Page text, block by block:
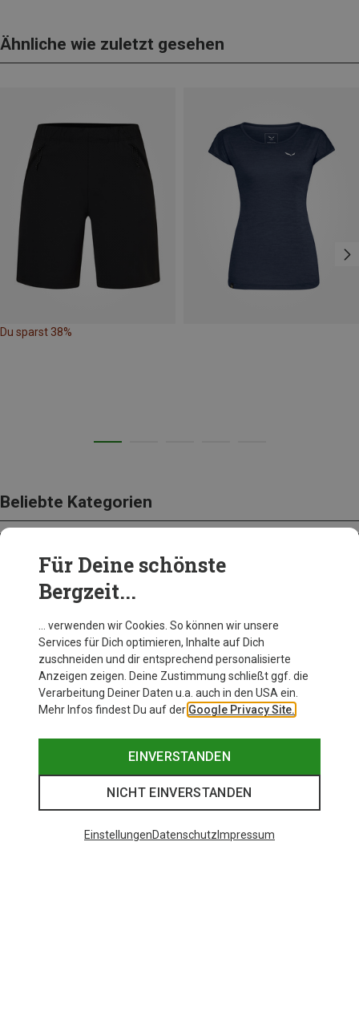
Ähnliche wie zuletzt gesehen
Du sparst 38%
Beliebte Kategorien
BEKLEIDUNG
Für Deine schönste
Bergzeit...
… verwenden wir Cookies. So können wir unsere
Services für Dich optimieren, Inhalte auf Dich
zuschneiden und dir entsprechend personalisierte
Anzeigen zeigen. Deine Zustimmung schließt ggf. die
Verarbeitung Deiner Daten u.a. auch in den USA ein.
Mehr Infos findest Du auf der Google Privacy Site.
EINVERSTANDEN
NICHT EINVERSTANDEN
EinstellungenDatenschutz Impressum